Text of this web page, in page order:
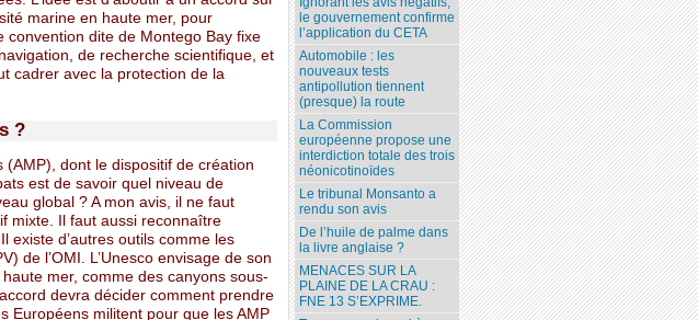
marine en haute mer, pour
convention dite de Montego Bay fixe
de recherche scientifique, et
cadrer avec la protection de la
?
(AMP), dont le dispositif de création
est de savoir quel niveau de
global ? A mon avis, il ne faut
mixte. Il faut aussi reconnaître
existe d’autres outils comme les
de l’OMI. L’Unesco envisage de son
mer, comme des canyons sous-
devra décider comment prendre
Européens militent pour que les AMP
le gouvernement confirme
l’application du CETA
Automobile : les
nouveaux tests
antipollution tiennent
(presque) la route
La Commission
européenne propose une
interdiction totale des trois
néonicotinoïdes
Le tribunal Monsanto a
rendu son avis
De l’huile de palme dans
la livre anglaise ?
MENACES SUR LA
PLAINE DE LA CRAU :
FNE 13 S’EXPRIME.